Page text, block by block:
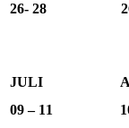
26- 28
JULI
09 – 11